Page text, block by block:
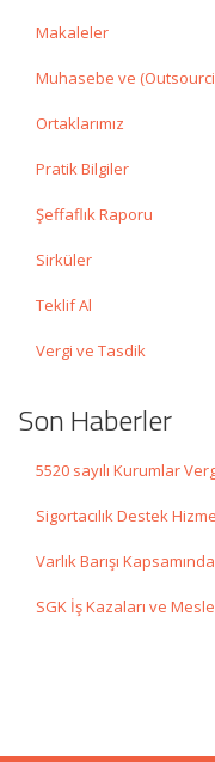
Makaleler
Muhasebe ve
Ortaklarımız
Pratik Bilgiler
Şeffaflık Raporu
Sirküler
Teklif Al
Vergi ve Tasdik
Son Haberler
5520 sayılı Kurumlar
Sigortacılık Destek
Varlık Barışı
SGK İş Kazaları ve